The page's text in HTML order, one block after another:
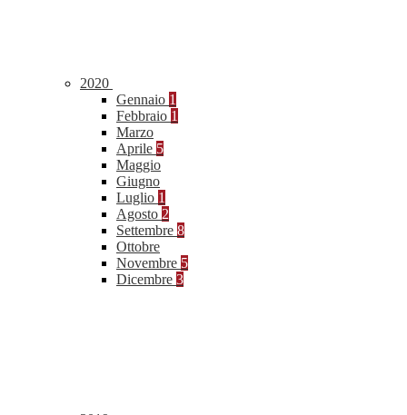
2020
Gennaio 1
Febbraio 1
Marzo
Aprile 5
Maggio
Giugno
Luglio 1
Agosto 2
Settembre 8
Ottobre
Novembre 5
Dicembre 3